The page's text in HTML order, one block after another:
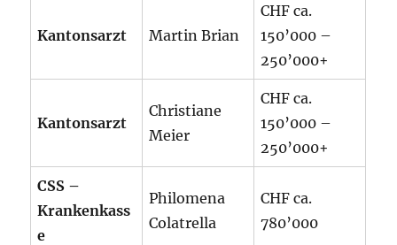
Kantonsarzt Martin Brian
CHF ca.
150’000 –
250’000+
Kantonsarzt
Christiane
Meier
CHF ca.
150’000 –
250’000+
CSS –
Krankenkass
e
Philomena
Colatrella
CHF ca.
780’000